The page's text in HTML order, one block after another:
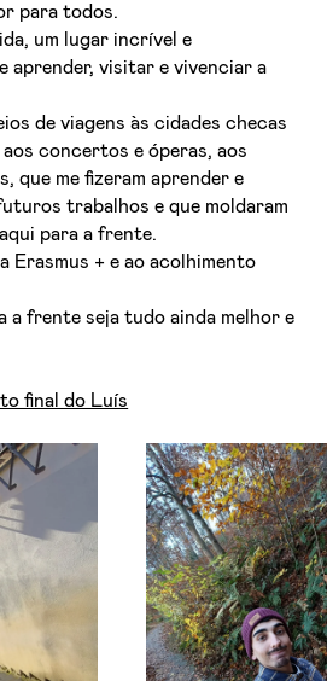
para todos.
um lugar incrível e
aprender, visitar e vivenciar a
de viagens às cidades checas
concertos e óperas, aos
que me fizeram aprender e
trabalhos e que moldaram
para a frente.
Erasmus + e ao acolhimento
a frente seja tudo ainda melhor e
final do Luís